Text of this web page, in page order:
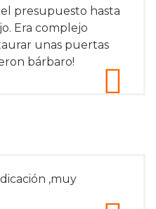
presupuesto hasta
Era complejo
unas puertas
bárbaro!
,muy